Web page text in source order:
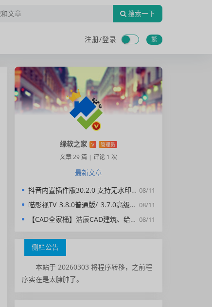
搜索一下
注册/登录 繁
绿软之家 V 管理员
文章 29 篇 | 评论 1 次
最新文章
08/11
抖音内置插件版30.2.0 支持无水印下载视频，去广告，精简界面
08/11
喵影视TV_3.8.0普通版/_3.7.0高级版/4.X低版本完美适配/内置源/4K超清
08/11
【CAD全家桶】浩辰CAD建筑、给排水、暖通、电气、电力软件 安装包中文版，亲测可用！
侧栏公告
本站于 20260303 将程序转移，之前程
序实在是太臃肿了。